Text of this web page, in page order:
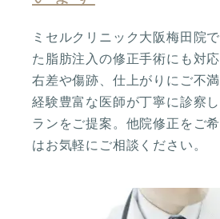
ミセルクリニック大阪梅田院
た脂肪注入の修正手術にも対
右差や傷跡、仕上がりにご不満
経験豊富な医師が丁寧に診察
ランをご提案。他院修正をご
はお気軽にご相談ください。